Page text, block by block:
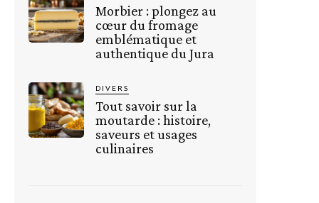
Morbier : plongez au
cœur du fromage
emblématique et
authentique du Jura
DIVERS
Tout savoir sur la
moutarde : histoire,
saveurs et usages
culinaires